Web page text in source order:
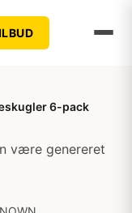
6-pack
være genereret